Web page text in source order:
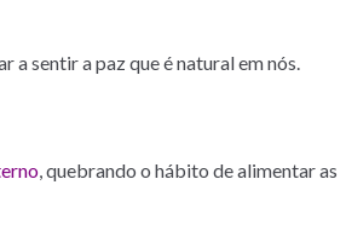
a sentir a paz que é natural em nós.
, quebrando o hábito de alimentar as